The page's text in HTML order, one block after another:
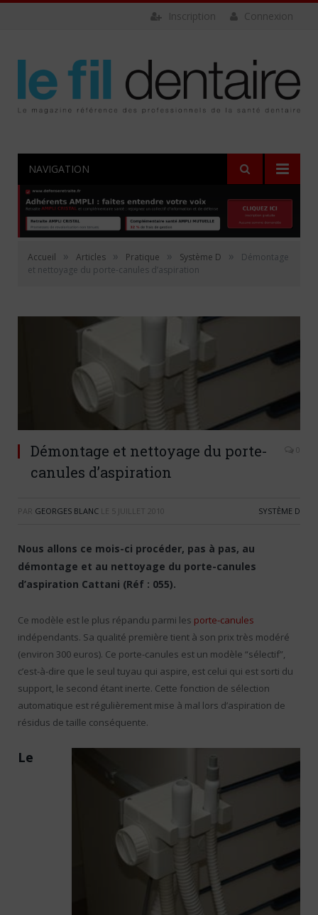
Connexion
Inscription
NAVIGATION
Accueil » Articles » Pratique » Système D »
Démontage
et nettoyage du porte-canules d’aspiration
Démontage et nettoyage du porte-
canules d’aspiration
0
PAR GEORGES BLANC LE 5 JUILLET 2010 SYSTÈME D
Nous allons ce mois-ci procéder, pas à pas, au
démontage et au nettoyage du porte-canules
d’aspiration Cattani (Réf : 055).
Ce modèle est le plus répandu parmi les porte-canules
indépendants. Sa qualité première tient à son prix très modéré
(environ 300 euros). Ce porte-canules est un modèle “sélectif”,
c’est-à-dire que le seul tuyau qui aspire, est celui qui est sorti du
support, le second étant inerte. Cette fonction de sélection
automatique est régulièrement mise à mal lors d’aspiration de
résidus de taille conséquente.
Le